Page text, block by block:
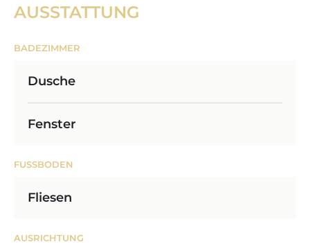
AUSSTATTUNG
BADEZIMMER
Dusche
Fenster
FUSSBODEN
Fliesen
AUSRICHTUNG